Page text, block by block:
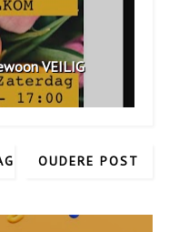
VEILIG
OUDERE POST